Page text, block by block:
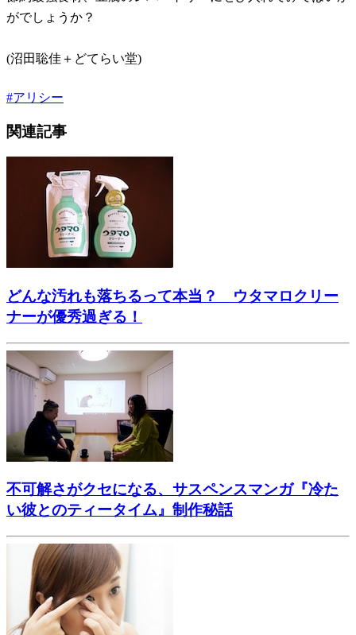
がでしょうか？
(沼田聡佳＋どてらい堂)
#アリシー
関連記事
どんな汚れも落ちるって本当？ ウタマロクリー
ナーが優秀過ぎる！
不可解さがクセになる、サスペンスマンガ『冷た
い彼とのティータイム』制作秘話